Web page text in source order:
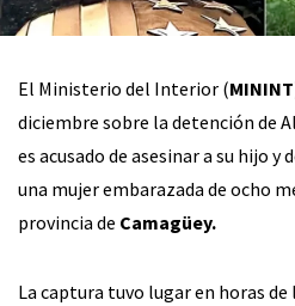
El Ministerio del Interior (MININT
diciembre sobre la detención de
es acusado de asesinar a su hijo y
una mujer embarazada de ocho
provincia de Camagüey.
La captura tuvo lugar en horas de